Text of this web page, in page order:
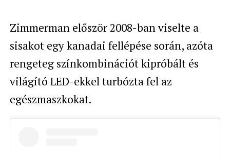
Zimmerman először 2008-ban viselte a
sisakot egy kanadai fellépése során, azóta
rengeteg színkombinációt kipróbált és
világító LED-ekkel turbózta fel az
egészmaszkokat.